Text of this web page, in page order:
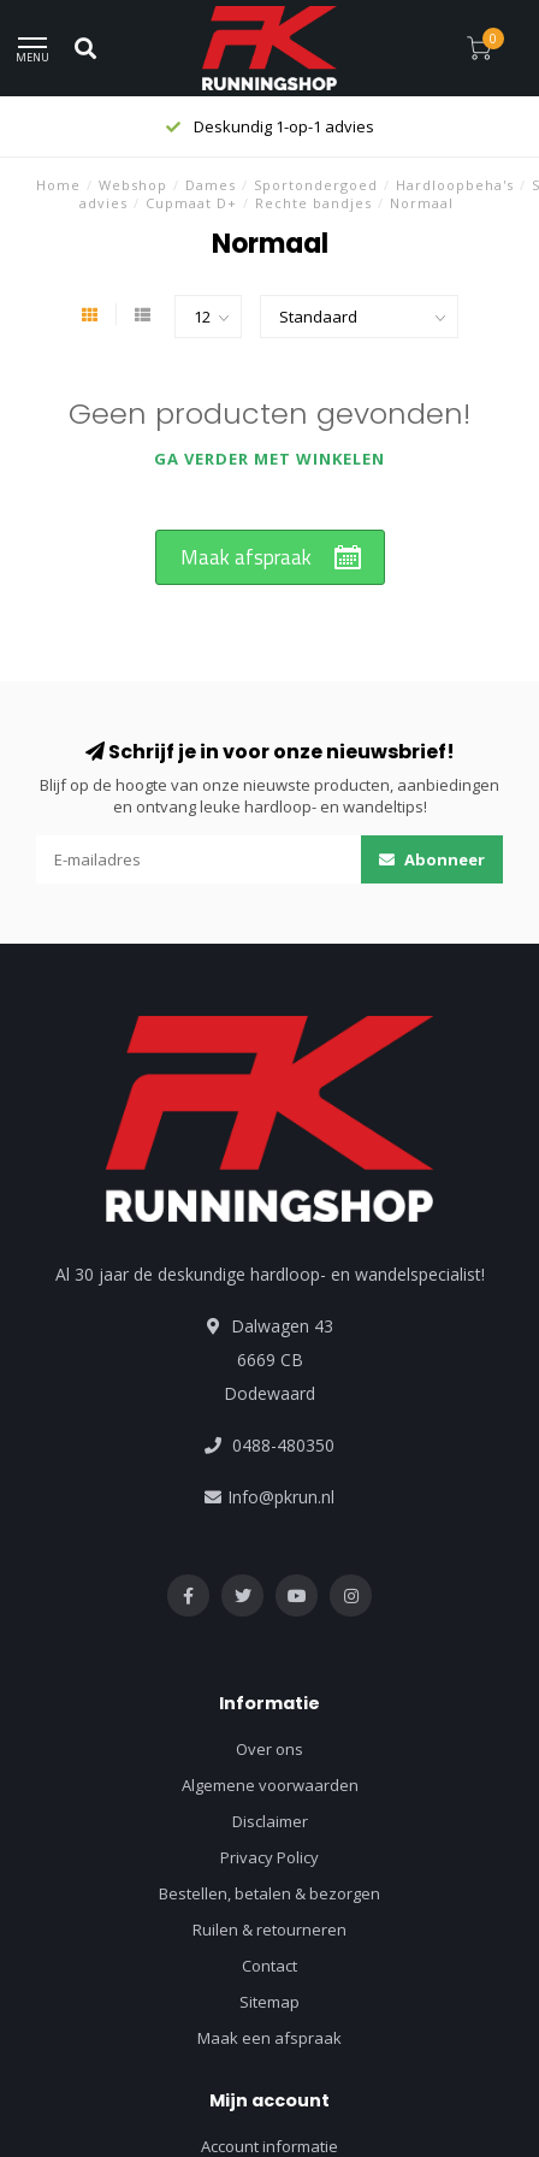
MENU
0
Deskundig 1-op-1 advies
Home / Webshop / Dames / Sportondergoed / Hardloopbeha's /
advies / Cupmaat D+ / Rechte bandjes / Normaal
Normaal
Geen producten gevonden!
GA VERDER MET WINKELEN
Maak afspraak
Schrijf je in voor onze nieuwsbrief!
Blijf op de hoogte van onze nieuwste producten, aanbiedingen
en ontvang leuke hardloop- en wandeltips!
Abonneer
Al 30 jaar de deskundige hardloop- en wandelspecialist!
Dalwagen 43
6669 CB
Dodewaard
0488-480350
Info@pkrun.nl
Informatie
Over ons
Algemene voorwaarden
Disclaimer
Privacy Policy
Bestellen, betalen & bezorgen
Ruilen & retourneren
Contact
Sitemap
Maak een afspraak
Mijn account
Account informatie